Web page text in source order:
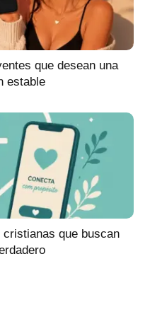
que desean una
estable
que buscan